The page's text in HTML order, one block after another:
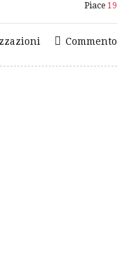
Piace 19
Commento